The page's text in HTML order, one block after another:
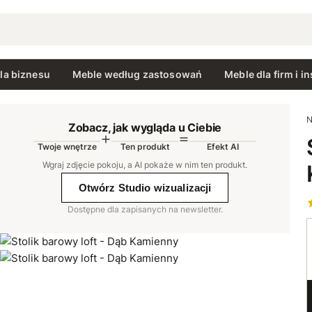
biznesu Meble według zastosowań Meble dla firm i
Zobacz, jak wygląda u Ciebie
Twoje wnętrze Ten produkt
Efekt AI
Wgraj zdjęcie pokoju, a AI pokaże w nim ten produkt.
Otwórz Studio wizualizacji
Dostępne dla zapisanych na newsletter.